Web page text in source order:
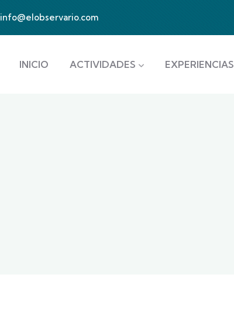
info@elobservario.com
INICIO ACTIVIDADES EXPERIENCIAS